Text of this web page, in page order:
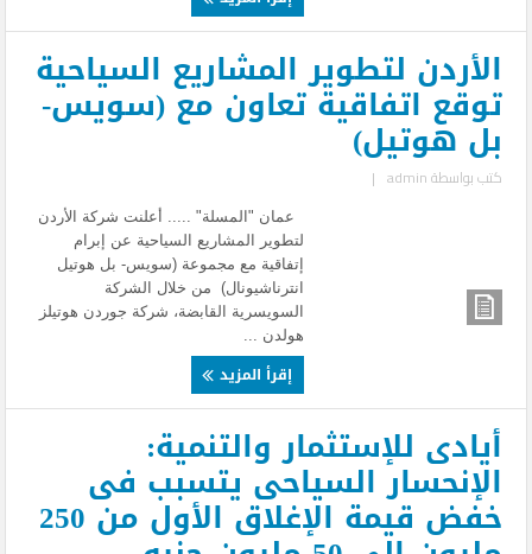
الأردن لتطوير المشاريع السياحية
توقع اتفاقية تعاون مع (سويس-
بل هوتيل)
كتب بواسطةadmin
|
عمان "المسلة" ..... أعلنت شركة الأردن
لتطوير المشاريع السياحية عن إبرام
إتفاقية مع مجموعة (سويس- بل هوتيل
انترناشيونال) من خلال الشركة
السويسرية القابضة، شركة جوردن هوتيلز
هولدن ...
إقرأ المزيد
أيادى للإستثمار والتنمية:
الإنحسار السياحى يتسبب فى
خفض قيمة الإغلاق الأول من 250